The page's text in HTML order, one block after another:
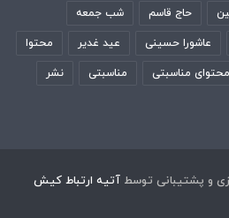
حاج قاسم شب جمعه
عاشورا حسینی عید غدیر محتوا
محتوای مناسبتی مناسبتی نشر
و پشتیبانی توسط آتیه ارتباط کیش